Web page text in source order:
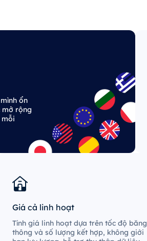
ổn
mở rộng
mỗi
Giá cả linh hoạt
Tính giá linh hoạt dựa trên tốc độ băng
thông và số lượng kết hợp, không giới